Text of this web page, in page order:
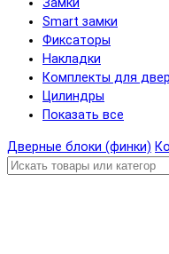
Замки
Smart замки
Фиксаторы
Накладки
Комплекты для
Цилиндры
Показать все
Дверные блоки (финки)